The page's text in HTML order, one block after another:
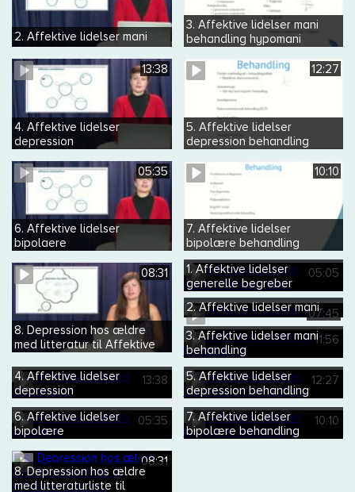
2. Affektive lidelser mani
3. Affektive lidelser mani
behandling hypomani
13:38
4. Affektive lidelser
depression
12:27
5. Affektive lidelser
depression behandling
05:35
6. Affektive lidelser
bipolaere
10:10
7. Affektive lidelser
bipolære behandling
kroniske affektive tilstande
08:31
8. Depression hos ældre
med litteratur til Affektive
05:05
1. Affektive lidelser
generelle begreber
07:45
2. Affektive lidelser mani
11:56
3. Affektive lidelser mani
behandling
13:38
4. Affektive lidelser
depression
12:27
5. Affektive lidelser
depression behandling
05:35
6. Affektive lidelser
bipolære
10:10
7. Affektive lidelser
bipolære behandling
08:31
8. Depression hos ældre
med litteraturliste til